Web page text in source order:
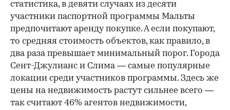
статистика, в девяти случаях из десяти
участники паспортной программы Мальты
предпочитают аренду покупке. А если покупают,
то средняя стоимость объектов, как правило, в
два раза превышает минимальный порог. Города
Сент-Джулианс и Слима — самые популярные
локации среди участников программы. Здесь же
цены на недвижимость растут сильнее всего —
так считают 46% агентов недвижимости,